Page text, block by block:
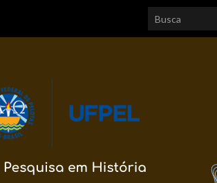
Search for: